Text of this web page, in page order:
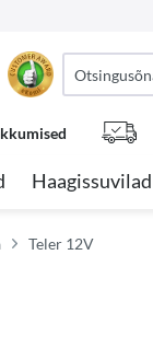
Haagissuvilad
Teler 12V